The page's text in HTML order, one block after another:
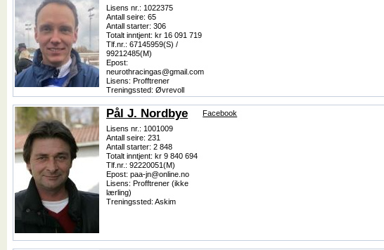
Lisens nr.: 1022375
Antall seire: 65
Antall starter: 306
Totalt inntjent: kr 16 091 719
Tlf.nr.: 67145959(S) /
99212485(M)
Epost:
neurothracingas@gmail.com
Lisens: Profftrener
Treningssted: Øvrevoll
Pål J. Nordbye
Lisens nr.: 1001009
Antall seire: 231
Antall starter: 2 848
Totalt inntjent: kr 9 840 694
Tlf.nr.: 92220051(M)
Epost: paa-jn@online.no
Lisens: Profftrener (ikke
lærling)
Treningssted: Askim
Facebook